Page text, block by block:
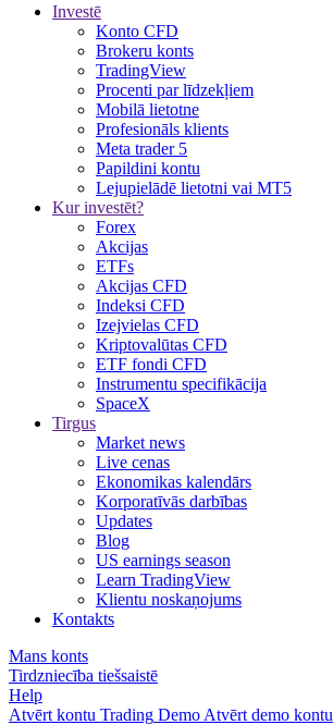
Investē
Konto CFD
Brokeru konts
TradingView
Procenti par līdzekļiem
Mobilā lietotne
Profesionāls klients
Meta trader 5
Papildini kontu
Lejupielādē lietotni vai MT5
Kur investēt?
Forex
Akcijas
ETFs
Akcijas CFD
Indeksi CFD
Izejvielas CFD
Kriptovalūtas CFD
ETF fondi CFD
Instrumentu specifikācija
SpaceX
Tirgus
Market news
Live cenas
Ekonomikas kalendārs
Korporatīvās darbības
Updates
Blog
US earnings season
Learn TradingView
Klientu noskaņojums
Kontakts
Mans konts
Tirdzniecība tiešsaistē
Help
Atvērt kontu Trading Demo Atvērt demo kontu